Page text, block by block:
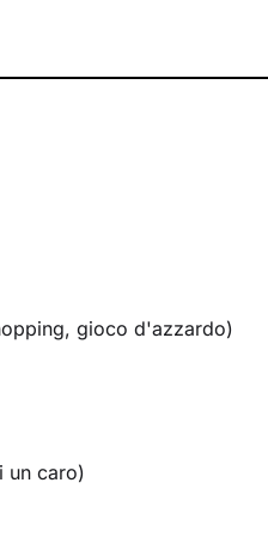
gioco d'azzardo)
un caro)